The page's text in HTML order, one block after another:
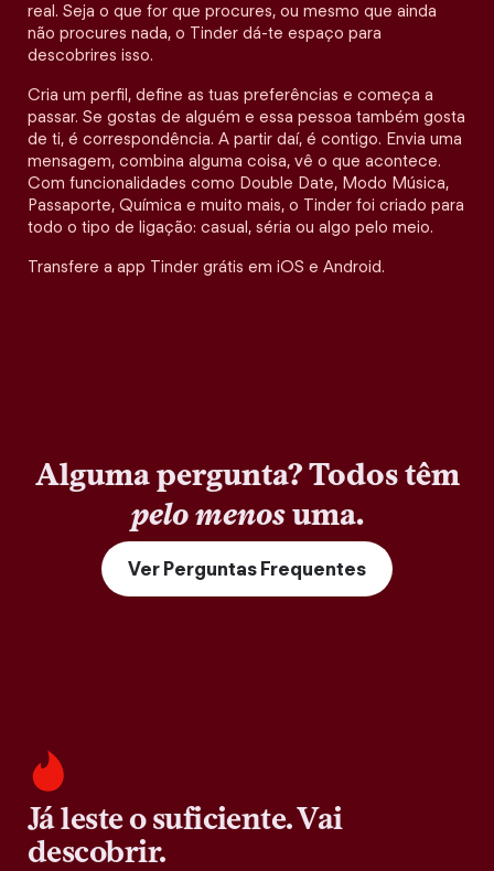
real. Seja o que for que procures, ou mesmo que ainda
não procures nada, o Tinder dá-te espaço para
descobrires isso.
Cria um perfil, define as tuas preferências e começa a
passar. Se gostas de alguém e essa pessoa também gosta
de ti, é correspondência. A partir daí, é contigo. Envia uma
mensagem, combina alguma coisa, vê o que acontece.
Com funcionalidades como Double Date, Modo Música,
Passaporte, Química e muito mais, o Tinder foi criado para
todo o tipo de ligação: casual, séria ou algo pelo meio.
Transfere a app Tinder grátis em iOS e Android.
Alguma pergunta? Todos têm
pelo menosuma.
Ver Perguntas Frequentes
Já leste o suficiente. Vai
descobrir.